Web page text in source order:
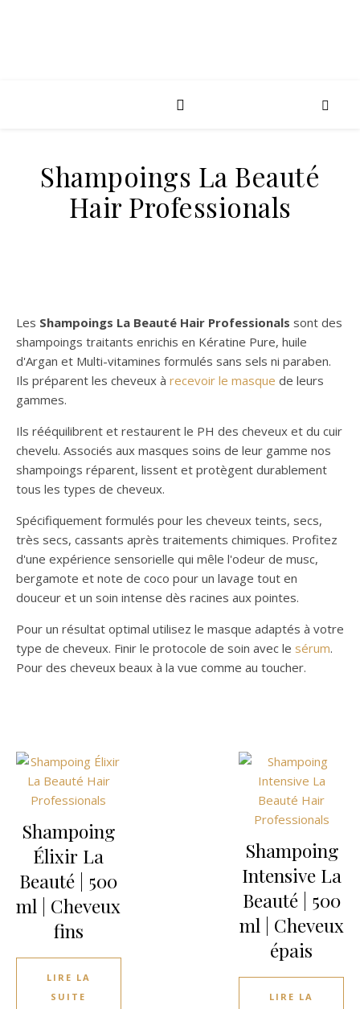
Shampoings La Beauté
Hair Professionals
Les Shampoings La Beauté Hair Professionals sont des
shampoings traitants enrichis en Kératine Pure, huile
d'Argan et Multi-vitamines formulés sans sels ni paraben.
Ils préparent les cheveux à recevoir le masque de leurs
gammes.
Ils rééquilibrent et restaurent le PH des cheveux et du cuir
chevelu. Associés aux masques soins de leur gamme nos
shampoings réparent, lissent et protègent durablement
tous les types de cheveux.
Spécifiquement formulés pour les cheveux teints, secs,
très secs, cassants après traitements chimiques. Profitez
d'une expérience sensorielle qui mêle l'odeur de musc,
bergamote et note de coco pour un lavage tout en
douceur et un soin intense dès racines aux pointes.
Pour un résultat optimal utilisez le masque adaptés à votre
type de cheveux. Finir le protocole de soin avec le sérum.
Pour des cheveux beaux à la vue comme au toucher.
Shampoing
Élixir La
Beauté | 500
ml | Cheveux
fins
LIRE LA
SUITE
Shampoing
Intensive La
Beauté | 500
ml | Cheveux
épais
LIRE LA